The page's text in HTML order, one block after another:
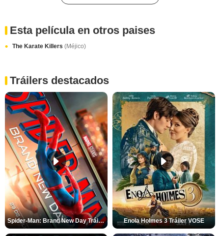
Esta película en otros paises
The Karate Killers (Méjico)
Tráilers destacados
Spider-Man: Brand New Day Tráiler (3) Enola Holmes 3 Tráiler VOSE